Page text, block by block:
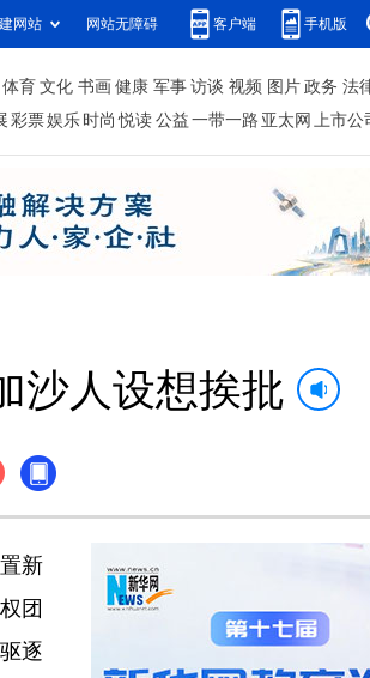
网站 网站无障碍 客户端 手机版
体育 文化 书画 健康 军事 访谈 视频 图片 政务 法
彩票娱乐 时尚 悦读 公益 一带一路 亚太网 上市公
沙人设想挨批
新
团
逐